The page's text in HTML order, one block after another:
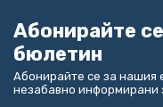
Абонирайте
бюлетин
Абонирайте се за нашия
незабавно информирани